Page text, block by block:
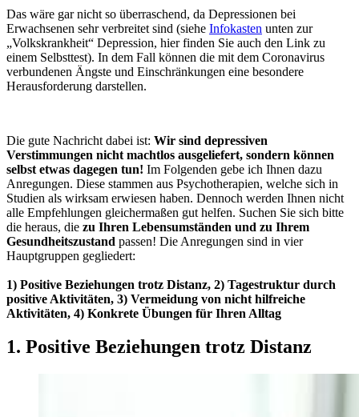
Das wäre gar nicht so überraschend, da Depressionen bei
Erwachsenen sehr verbreitet sind (siehe Infokasten unten zur
„Volkskrankheit“ Depression, hier finden Sie auch den Link zu
einem Selbsttest). In dem Fall können die mit dem Coronavirus
verbundenen Ängste und Einschränkungen eine besondere
Herausforderung darstellen.
Die gute Nachricht dabei ist: Wir sind depressiven
Verstimmungen nicht machtlos ausgeliefert, sondern können
selbst etwas dagegen tun! Im Folgenden gebe ich Ihnen dazu
Anregungen. Diese stammen aus Psychotherapien, welche sich in
Studien als wirksam erwiesen haben. Dennoch werden Ihnen nicht
alle Empfehlungen gleichermaßen gut helfen. Suchen Sie sich bitte
die heraus, die zu Ihren Lebensumständen und zu Ihrem
Gesundheitszustand passen! Die Anregungen sind in vier
Hauptgruppen gegliedert:
1) Positive Beziehungen trotz Distanz, 2) Tagestruktur durch
positive Aktivitäten, 3) Vermeidung von nicht hilfreiche
Aktivitäten, 4) Konkrete Übungen für Ihren Alltag
1. Positive Beziehungen trotz Distanz